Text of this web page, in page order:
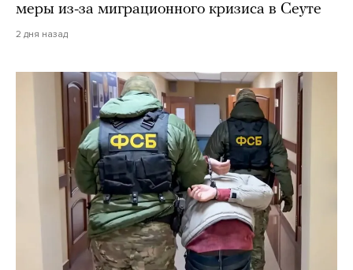
меры из-за миграционного кризиса в Сеуте
2 дня назад